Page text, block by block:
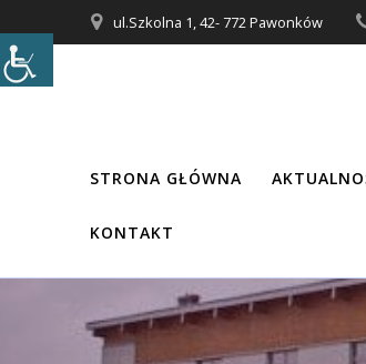
do
treści
ul.Szkolna 1, 42- 772 Pawonków
STRONA GŁÓWNA
KONTAKT